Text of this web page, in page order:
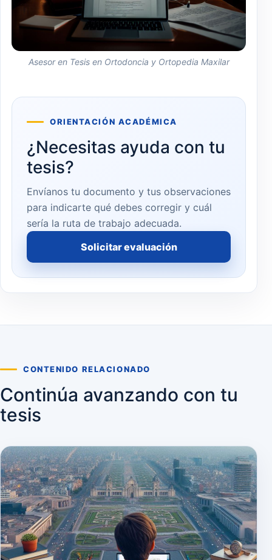
Asesor en Tesis en Ortodoncia y Ortopedia Maxilar
ORIENTACIÓN ACADÉMICA
¿Necesitas ayuda con tu
tesis?
Envíanos tu documento y tus observaciones
para indicarte qué debes corregir y cuál
sería la ruta de trabajo adecuada.
Solicitar evaluación
CONTENIDO RELACIONADO
Continúa avanzando con tu
tesis